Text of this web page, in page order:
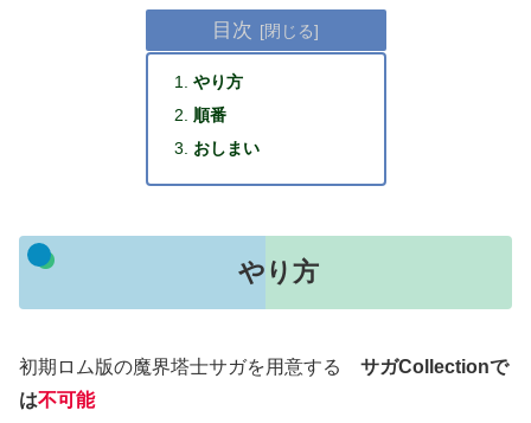
目次
やり方
順番
おしまい
やり方
初期ロム版の魔界塔士サガを用意する サガCollectionで
は不可能